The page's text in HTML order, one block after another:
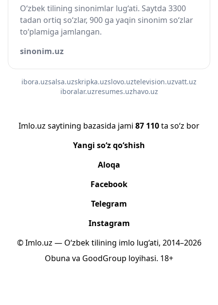
O‘zbek tilining sinonimlar lug‘ati. Saytda 3300
tadan ortiq so‘zlar, 900 ga yaqin sinonim so‘zlar
to‘plamiga jamlangan.
sinonim.uz
ibora.uzsalsa.uzskripka.uzslovo.uztelevision.uzvatt.uz
iboralar.uzresumes.uzhavo.uz
Imlo.uz saytining bazasida jami 87 110ta so‘z bor
Yangi so‘z qo‘shish
Aloqa
Facebook
Telegram
Instagram
© Imlo.uz — O‘zbek tilining imlo lug‘ati, 2014–2026
Obuna va GoodGroup loyihasi. 18+